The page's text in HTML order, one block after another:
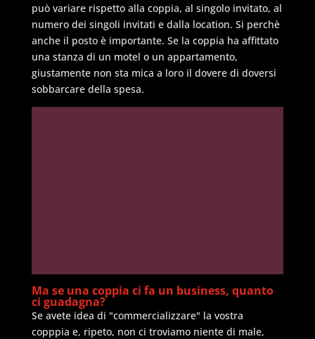
può variare rispetto alla coppia, al singolo invitato, al
numero dei singoli invitati e dalla location. Si perchè
anche il posto è importante. Se la coppia ha affittato
una stanza di un motel o un appartamento,
giustamente non sta mica a loro il dovere di doversi
sobbarcare della spesa.
Ma se una coppia ci fa un business, quanto
ci guadagna?
Se avete idea di "commercializzare" la vostra
copppia e, ripeto, non ci troviamo niente di male,